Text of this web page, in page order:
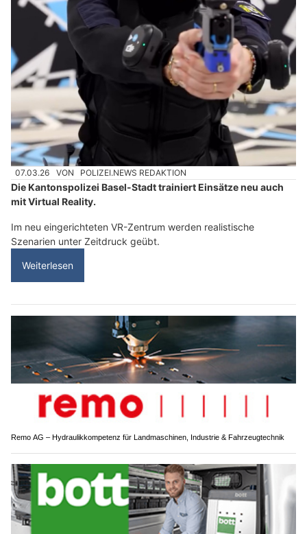
07.03.26 VON POLIZEI.NEWS REDAKTION
Die Kantonspolizei Basel-Stadt trainiert Einsätze neu auch
mit Virtual Reality.
Im neu eingerichteten VR-Zentrum werden realistische
Szenarien unter Zeitdruck geübt.
Weiterlesen
Remo AG – Hydraulikkompetenz für Landmaschinen, Industrie & Fahrzeugtechnik